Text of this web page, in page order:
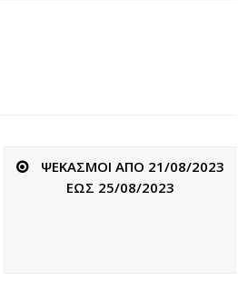
ΨΕΚΑΣΜΟΙ ΑΠΟ 21/08/2023
ΕΩΣ 25/08/2023